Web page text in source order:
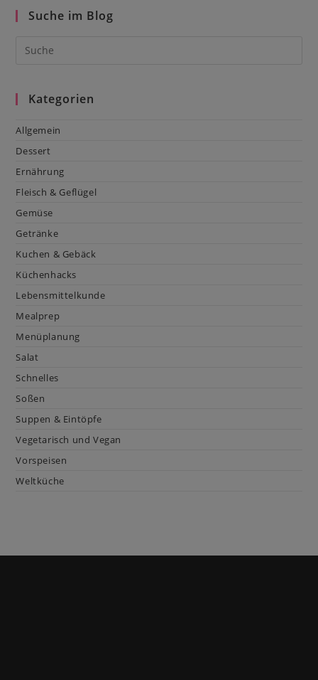
Suche im Blog
Kategorien
Allgemein
Dessert
Ernährung
Fleisch & Geflügel
Gemüse
Getränke
Kuchen & Gebäck
Küchenhacks
Lebensmittelkunde
Mealprep
Menüplanung
Salat
Schnelles
Soßen
Suppen & Eintöpfe
Vegetarisch und Vegan
Vorspeisen
Weltküche